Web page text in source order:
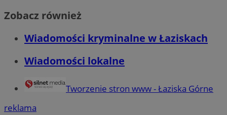
Zobacz również
Wiadomości kryminalne w Łaziskach
Wiadomości lokalne
Tworzenie stron www - Łaziska Górne
reklama